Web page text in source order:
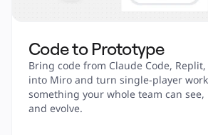
Code to Prototype
Bring code from Claude Code,
into Miro and turn single-player
something your whole team can see,
and evolve.